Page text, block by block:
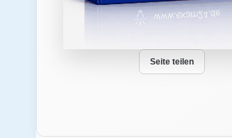
Seite teilen